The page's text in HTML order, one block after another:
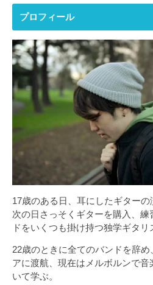
プロフィール
17歳のある日、耳にしたギターの
次の日さっそくギターを購入、練
ドをいくつも掛け持つ独学ギタリ
22歳のときに全てのバンドを辞め
アに渡航、現在はメルボルンで音
いて学ぶ。